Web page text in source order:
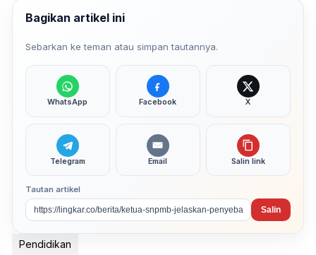
Bagikan artikel ini
Sebarkan ke teman atau simpan tautannya.
WhatsApp Facebook X
Telegram Email Salin link
Tautan artikel
Salin
Pendidikan